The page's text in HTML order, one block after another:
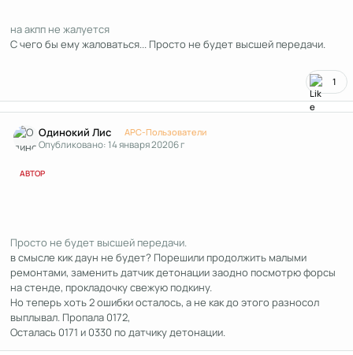
на акпп не жалуется
С чего бы ему жаловаться... Просто не будет высшей передачи.
1
Одинокий Лис APC-Пользователи
Опубликовано:14 января 20206 г
АВТОР
Просто не будет высшей передачи.
в смысле кик даун не будет? Порешили продолжить малыми
ремонтами, заменить датчик детонации заодно посмотрю форсы
на стенде, прокладочку свежую подкину.
Но теперь хоть 2 ошибки осталось, а не как до этого разносол
выплывал. Пропала 0172,
Осталась 0171 и 0330 по датчику детонации.